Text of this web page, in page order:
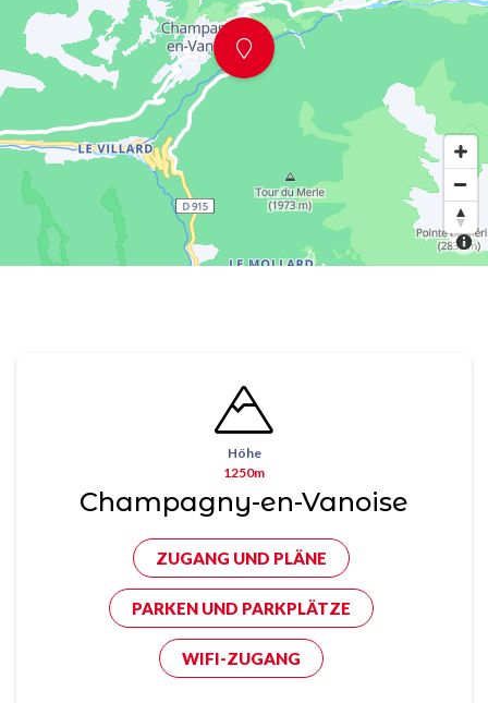
Höhe
1250m
Champagny-en-Vanoise
ZUGANG UND PLÄNE
PARKEN UND PARKPLÄTZE
WIFI-ZUGANG